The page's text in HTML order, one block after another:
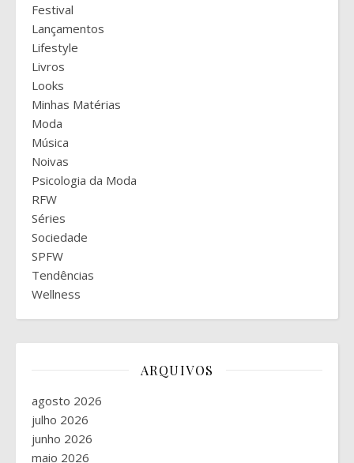
Festival
Lançamentos
Lifestyle
Livros
Looks
Minhas Matérias
Moda
Música
Noivas
Psicologia da Moda
RFW
Séries
Sociedade
SPFW
Tendências
Wellness
ARQUIVOS
agosto 2026
julho 2026
junho 2026
maio 2026